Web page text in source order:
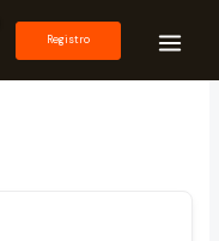
Registro